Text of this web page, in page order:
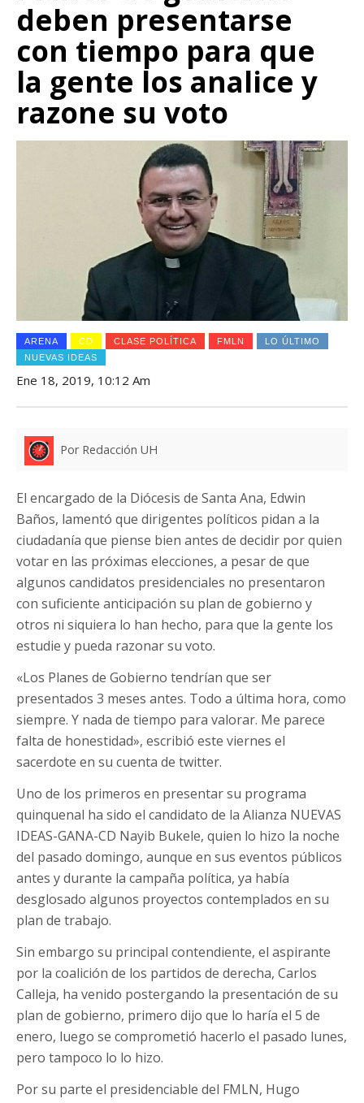
deben presentarse
con tiempo para que
la gente los analice y
razone su voto
ARENA CD CLASE POLÍTICA FMLN
LO ÚLTIMO
NUEVAS IDEAS
Ene 18, 2019, 10:12 Am
Por Redacción UH
El encargado de la Diócesis de Santa Ana, Edwin
Baños, lamentó que dirigentes políticos pidan a la
ciudadanía que piense bien antes de decidir por quien
votar en las próximas elecciones, a pesar de que
algunos candidatos presidenciales no presentaron
con suficiente anticipación su plan de gobierno y
otros ni siquiera lo han hecho, para que la gente los
estudie y pueda razonar su voto.
«Los Planes de Gobierno tendrían que ser
presentados 3 meses antes. Todo a última hora, como
siempre. Y nada de tiempo para valorar. Me parece
falta de honestidad», escribió este viernes el
sacerdote en su cuenta de twitter.
Uno de los primeros en presentar su programa
quinquenal ha sido el candidato de la Alianza NUEVAS
IDEAS-GANA-CD Nayib Bukele, quien lo hizo la noche
del pasado domingo, aunque en sus eventos públicos
antes y durante la campaña política, ya había
desglosado algunos proyectos contemplados en su
plan de trabajo.
Sin embargo su principal contendiente, el aspirante
por la coalición de los partidos de derecha, Carlos
Calleja, ha venido postergando la presentación de su
plan de gobierno, primero dijo que lo haría el 5 de
enero, luego se comprometió hacerlo el pasado lunes,
pero tampoco lo lo hizo.
Por su parte el presidenciable del FMLN, Hugo